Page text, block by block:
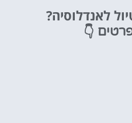
לאנדלוסיה?
👇